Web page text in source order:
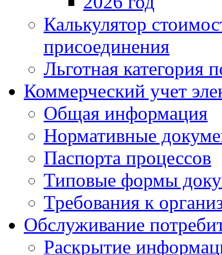
Калькулятор
присоединения
Льготная категория
Коммерческий учет
Общая информация
Нормативные
Паспорта процессов
Типовые формы
Требования к
Обслуживание
Раскрытие